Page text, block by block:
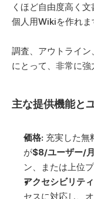
くほど自由度高く
個人用Wikiを作れま
調査、アウトライ
にとって、非常に強
主な提供機能と
価格: 充実した無
が$8/ユーザー/月
ン、または上位
アクセシビリテ
セスに対応し、